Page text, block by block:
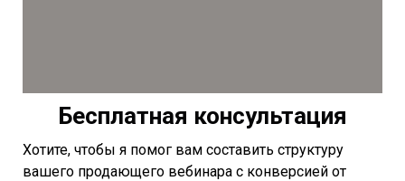
Бесплатная консультация
Хотите, чтобы я помог вам составить структуру
вашего продающего вебинара с конверсией от